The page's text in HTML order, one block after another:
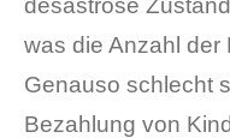
desaströse
was die Anzahl der
Genauso schlecht
Bezahlung von